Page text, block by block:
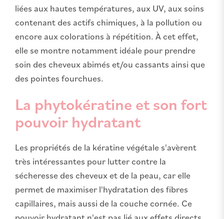
liées aux hautes températures, aux UV, aux soins
contenant des actifs chimiques, à la pollution ou
encore aux colorations à répétition. À cet effet,
elle se montre notamment idéale pour prendre
soin des cheveux abimés et/ou cassants ainsi que
des pointes fourchues.
La phytokératine et son fort
pouvoir hydratant
Les propriétés de la kératine végétale s'avèrent
très intéressantes pour lutter contre la
sécheresse des cheveux et de la peau, car elle
permet de maximiser l'hydratation des fibres
capillaires, mais aussi de la couche cornée. Ce
pouvoir hydratant n'est pas lié aux effets directs